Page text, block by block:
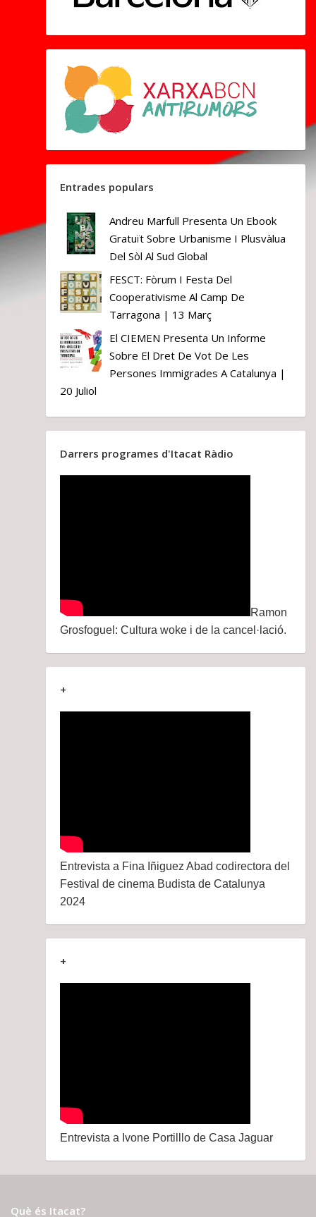
Entrades populars
Andreu Marfull Presenta Un Ebook
Gratuït Sobre Urbanisme I Plusvàlua
Del Sòl Al Sud Global
FESCT: Fòrum I Festa Del
Cooperativisme Al Camp De
Tarragona | 13 Març
El CIEMEN Presenta Un Informe
Sobre El Dret De Vot De Les
Persones Immigrades A Catalunya |
20 Juliol
Darrers programes d'Itacat Ràdio
Ramon
Grosfoguel: Cultura woke i de la cancel·lació.
+
Entrevista a Fina Iñiguez Abad codirectora del
Festival de cinema Budista de Catalunya
2024
+
Entrevista a Ivone Portilllo de Casa Jaguar
Què és Itacat?